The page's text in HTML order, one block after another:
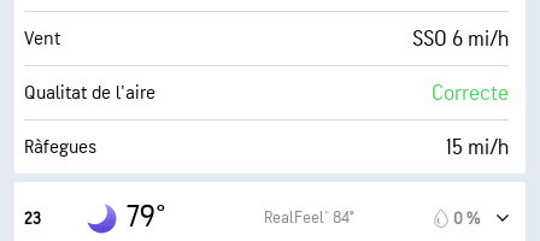
Punt de rosada 72° F
AccuLumen Brightness Index™ 0 (Fosc)
Nuvolositat 10 %
Vent SSO 6 mi/h
Qualitat de l'aire Correcte
Ràfegues 15 mi/h
23 79° RealFeel® 84° 0 %